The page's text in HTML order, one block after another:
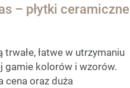
– płytki ceramiczne
łatwe w utrzymaniu
gamie kolorów i wzorów.
cena oraz duża